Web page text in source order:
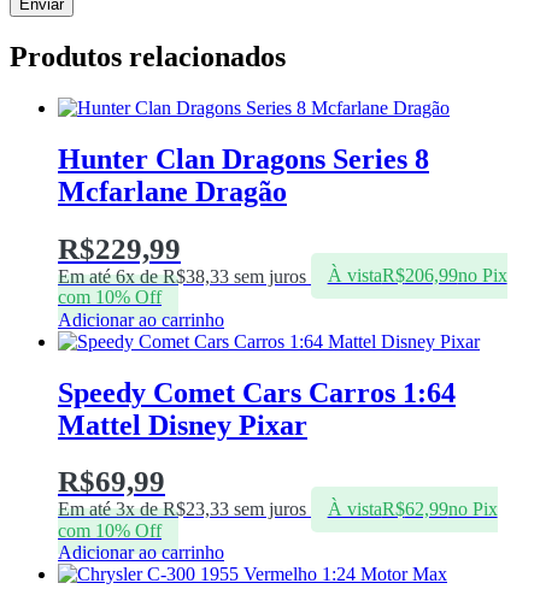
Produtos relacionados
Hunter Clan Dragons Series 8
Mcfarlane Dragão
R$229,99
Em até 6x deR$38,33 sem juros À vistaR$206,99no Pix
com 10% Off
Adicionar ao carrinho
Speedy Comet Cars Carros 1:64
Mattel Disney Pixar
R$69,99
Em até 3x deR$23,33 sem juros À vistaR$62,99no Pix
com 10% Off
Adicionar ao carrinho